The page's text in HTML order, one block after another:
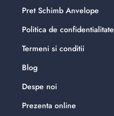
Pret Schimb Anvelope
Politica de confidentialitate
Termeni si conditii
Blog
Despe noi
Prezenta online